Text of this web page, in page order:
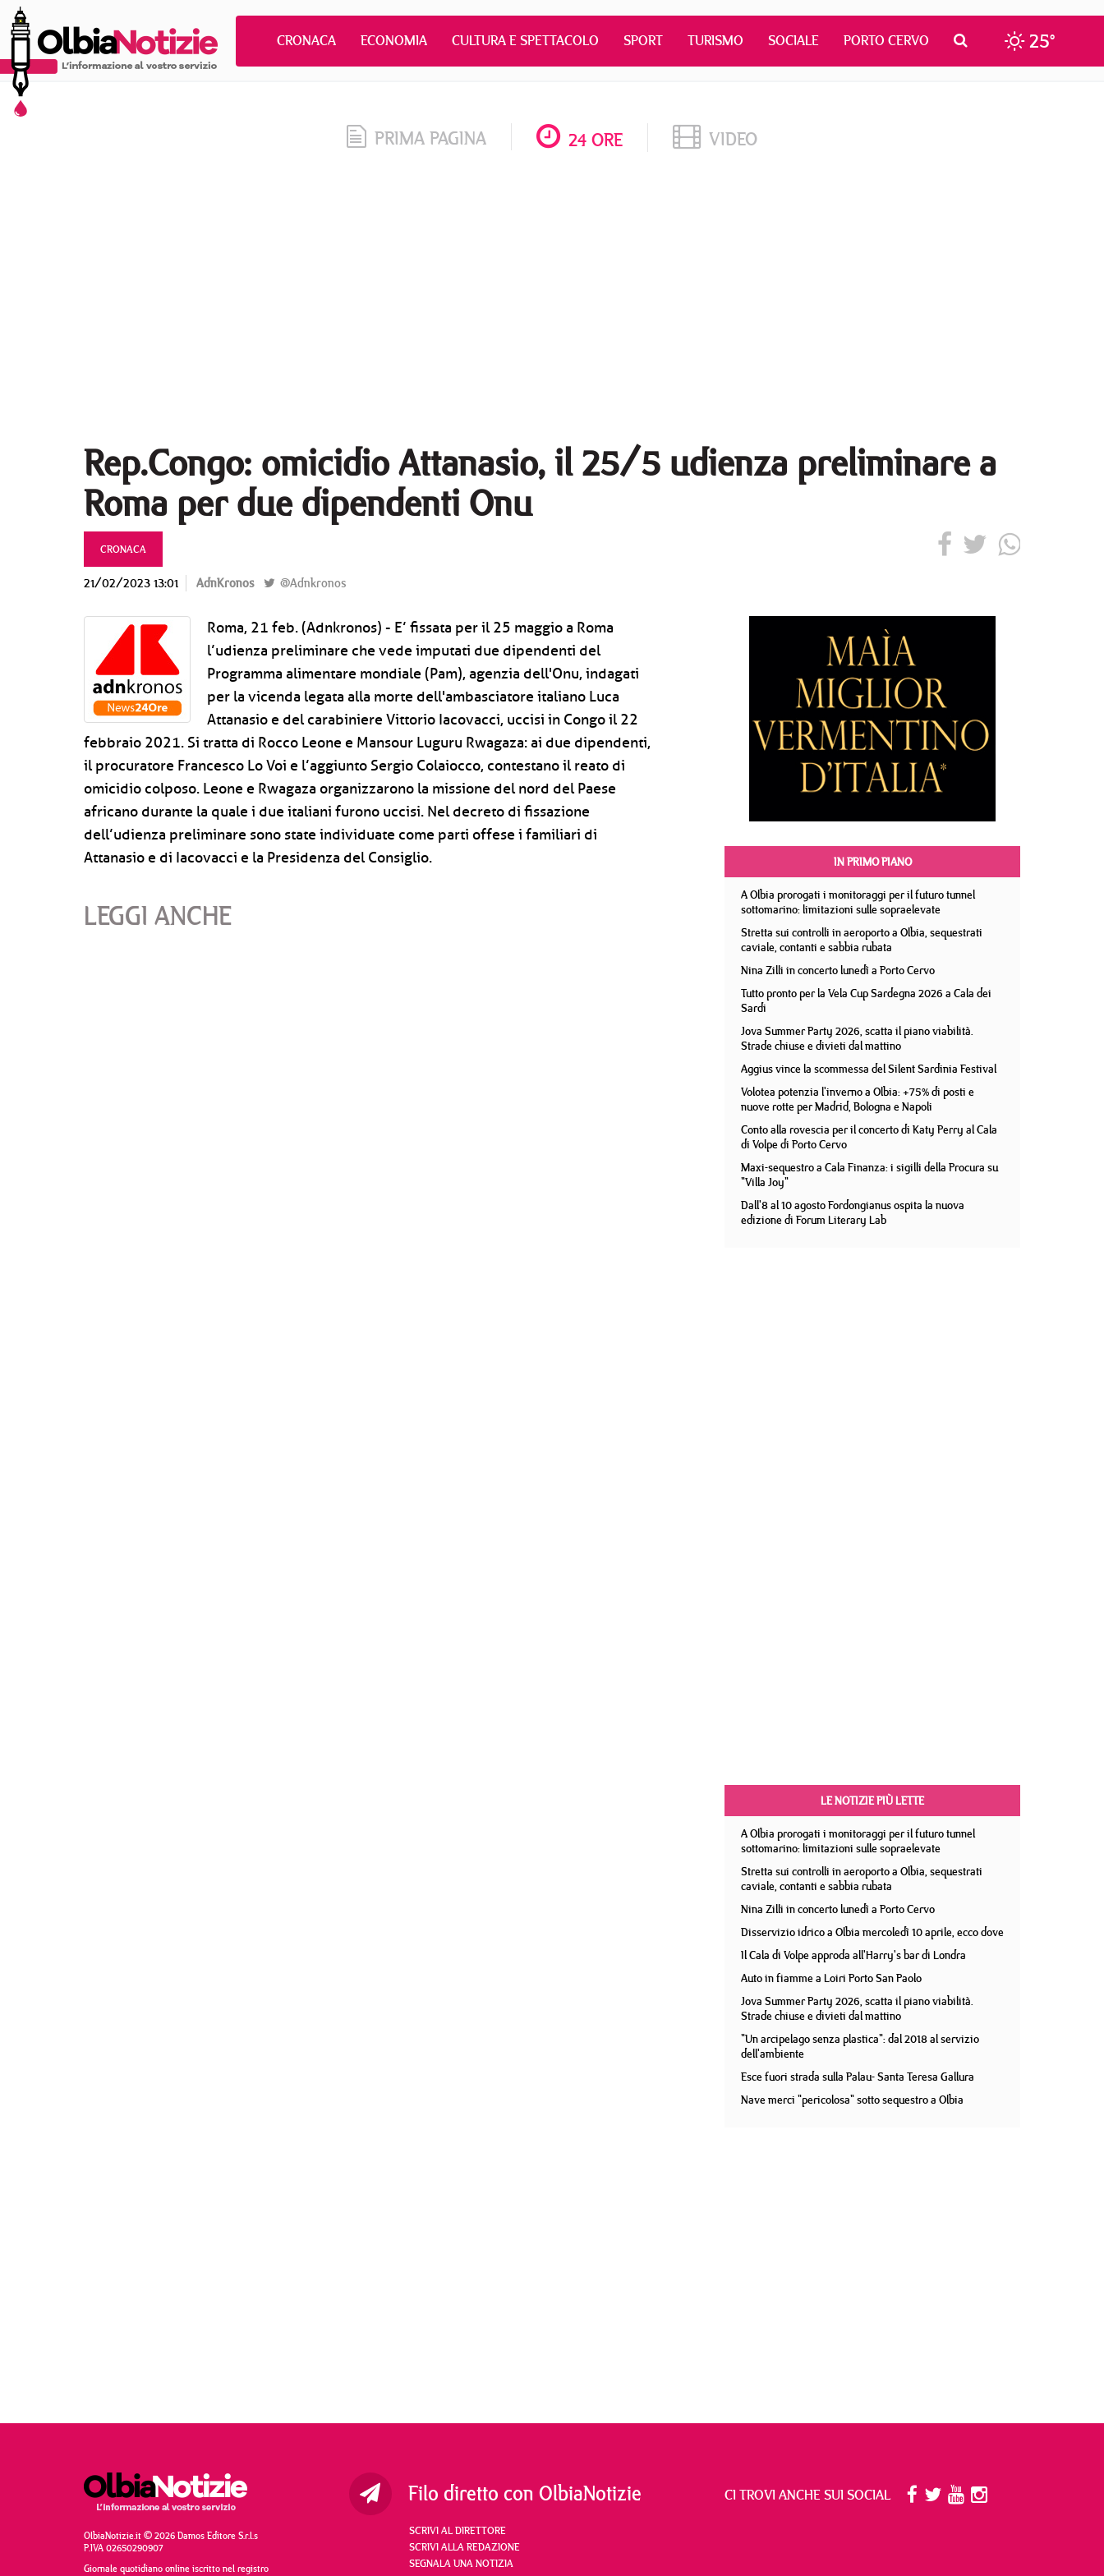
CRONACA ECONOMIA CULTURA E SPETTACOLO SPORT TURISMO SOCIALE PORTO CERVO 25°
PRIMA PAGINA 24 ORE VIDEO
Rep.Congo: omicidio Attanasio, il 25/5 udienza preliminare a
Roma per due dipendenti Onu
CRONACA
21/02/2023 13:01 AdnKronos @Adnkronos
Roma, 21 feb. (Adnkronos) - E’ fissata per il 25 maggio a Roma
l’udienza preliminare che vede imputati due dipendenti del
Programma alimentare mondiale (Pam), agenzia dell'Onu, indagati
per la vicenda legata alla morte dell'ambasciatore italiano Luca
Attanasio e del carabiniere Vittorio Iacovacci, uccisi in Congo il 22
febbraio 2021. Si tratta di Rocco Leone e Mansour Luguru Rwagaza: ai due dipendenti,
il procuratore Francesco Lo Voi e l’aggiunto Sergio Colaiocco, contestano il reato di
omicidio colposo. Leone e Rwagaza organizzarono la missione del nord del Paese
africano durante la quale i due italiani furono uccisi. Nel decreto di fissazione
dell’udienza preliminare sono state individuate come parti offese i familiari di
Attanasio e di Iacovacci e la Presidenza del Consiglio.
LEGGI ANCHE
IN PRIMO PIANO
A Olbia prorogati i monitoraggi per il futuro tunnel
sottomarino: limitazioni sulle sopraelevate
Stretta sui controlli in aeroporto a Olbia, sequestrati
caviale, contanti e sabbia rubata
Nina Zilli in concerto lunedì a Porto Cervo
Tutto pronto per la Vela Cup Sardegna 2026 a Cala dei
Sardi
Jova Summer Party 2026, scatta il piano viabilità.
Strade chiuse e divieti dal mattino
Aggius vince la scommessa del Silent Sardinia Festival
Volotea potenzia l'inverno a Olbia: +75% di posti e
nuove rotte per Madrid, Bologna e Napoli
Conto alla rovescia per il concerto di Katy Perry al Cala
di Volpe di Porto Cervo
Maxi-sequestro a Cala Finanza: i sigilli della Procura su
"Villa Joy"
Dall'8 al 10 agosto Fordongianus ospita la nuova
edizione di Forum Literary Lab
LE NOTIZIE PIÙ LETTE
A Olbia prorogati i monitoraggi per il futuro tunnel
sottomarino: limitazioni sulle sopraelevate
Stretta sui controlli in aeroporto a Olbia, sequestrati
caviale, contanti e sabbia rubata
Nina Zilli in concerto lunedì a Porto Cervo
Disservizio idrico a Olbia mercoledì 10 aprile, ecco dove
Il Cala di Volpe approda all'Harry's bar di Londra
Auto in fiamme a Loiri Porto San Paolo
Jova Summer Party 2026, scatta il piano viabilità.
Strade chiuse e divieti dal mattino
"Un arcipelago senza plastica": dal 2018 al servizio
dell'ambiente
Esce fuori strada sulla Palau- Santa Teresa Gallura
Nave merci "pericolosa" sotto sequestro a Olbia
OlbiaNotizie.it © 2026 Damos Editore S.r.l.s
P.IVA 02650290907
Giornale quotidiano online iscritto nel registro
Filo diretto con OlbiaNotizie
SCRIVI AL DIRETTORE
SCRIVI ALLA REDAZIONE
SEGNALA UNA NOTIZIA
CI TROVI ANCHE SUI SOCIAL